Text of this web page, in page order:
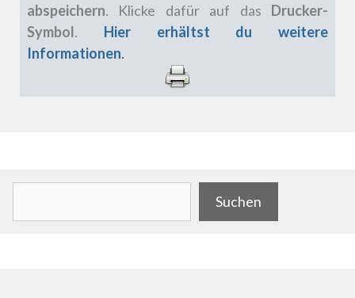
abspeichern. Klicke dafür auf das Drucker-
Symbol.
Hier erhältst du weitere
Informationen.
Suchen